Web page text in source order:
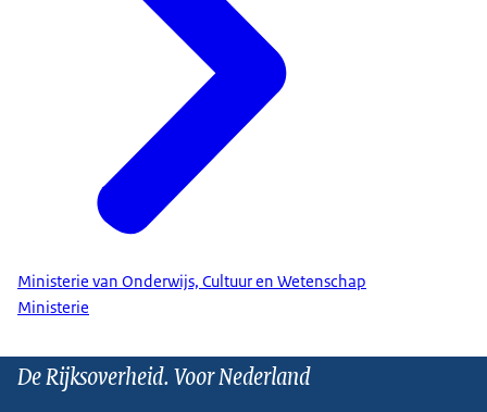
Ministerie van Onderwijs, Cultuur en Wetenschap
Ministerie
De Rijksoverheid. Voor Nederland